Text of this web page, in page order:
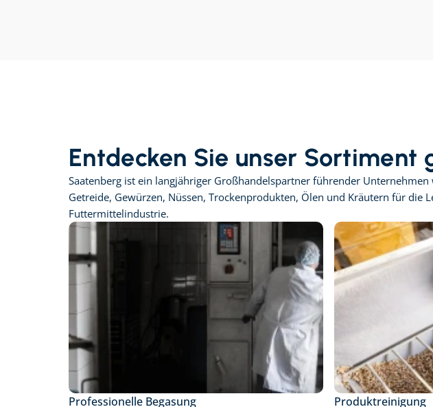
Entdecken Sie unser
Saatenberg ist ein langjähriger Großhandelspartner führender
Getreide, Gewürzen, Nüssen, Trockenprodukten, Ölen und Kräutern für die
Futtermittelindustrie.
Professionelle Begasung Produktreinigung